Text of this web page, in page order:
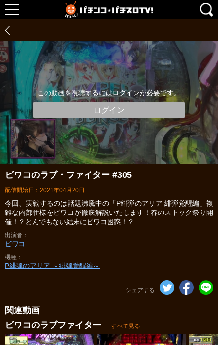
この動画を視聴するにはログインが必要です。
ログイン
ビワコのラブ・ファイター #305
配信開始日：2021年04月20日
今回、実戦するのは話題沸騰中の「P緋弾のアリア 緋弾覚醒編」複
雑な内部仕様をビワコが徹底解説いたします！春のストック祭り開
催！？とんでもない結末にビワコ困惑！？
出演者
ビワコ
機種
P緋弾のアリア ～緋弾覚醒編～
シェアする
関連動画
ビワコのラブファイター
すべて見る